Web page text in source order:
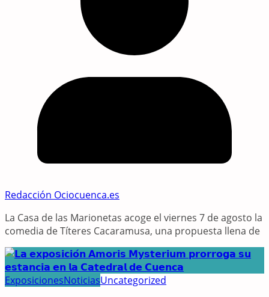
Redacción Ociocuenca.es
La Casa de las Marionetas acoge el viernes 7 de agosto la
comedia de Títeres Cacaramusa, una propuesta llena de
ExposicionesNoticiasUncategorized